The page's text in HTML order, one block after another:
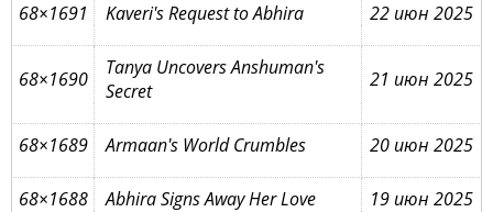
68×1691 Kaveri's Request to Abhira 22 июн 2025
68×1690
Tanya Uncovers Anshuman's
Secret
21 июн 2025
68×1689 Armaan's World Crumbles 20 июн 2025
68×1688 Abhira Signs Away Her Love 19 июн 2025